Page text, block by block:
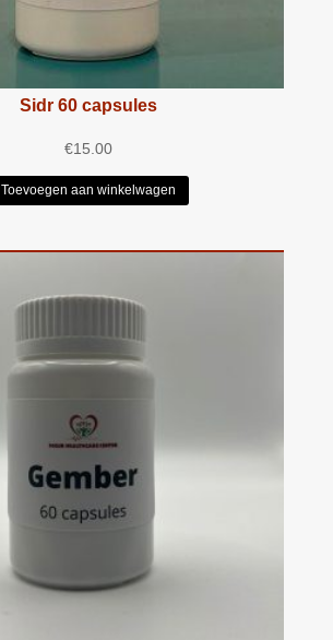
Sidr 60 capsules
€15.00
Toevoegen aan winkelwagen